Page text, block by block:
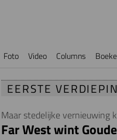
Foto Video Columns
EERSTE
Maar stedelijke vernieuwing
Far West wint